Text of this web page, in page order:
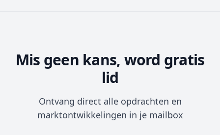
Mis geen kans, word gratis
lid
Ontvang direct alle opdrachten en
marktontwikkelingen in je mailbox